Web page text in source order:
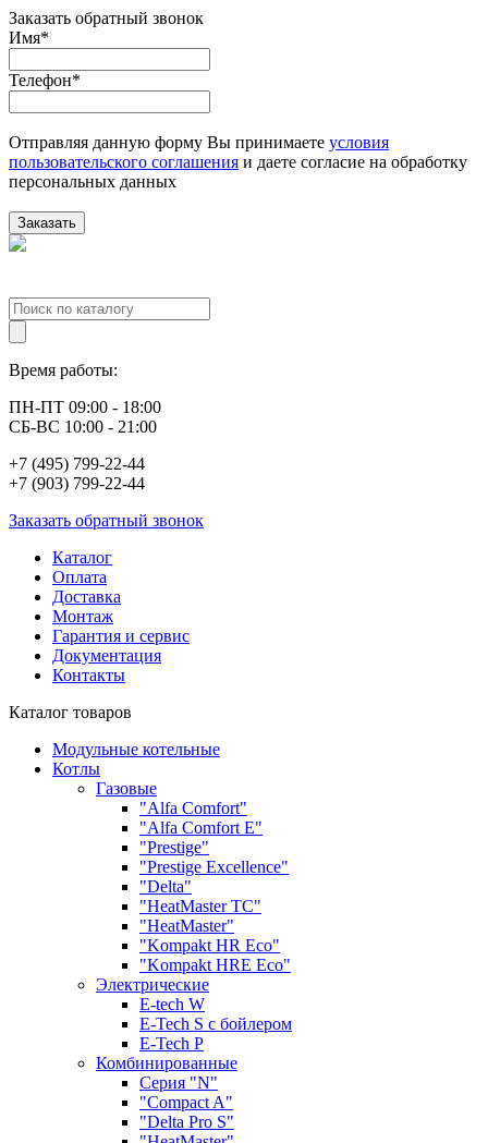
Заказать обратный звонок
Имя*
Телефон*
Отправляя данную форму Вы принимаете условия
пользовательского соглашения и даете согласие на обработку
персональных данных
Заказать
Время работы:
ПН-ПТ 09:00 - 18:00
СБ-ВС 10:00 - 21:00
+7 (495) 799-22-44
+7 (903) 799-22-44
Заказать обратный звонок
Каталог
Оплата
Доставка
Монтаж
Гарантия и сервис
Документация
Контакты
Каталог товаров
Модульные котельные
Котлы
Газовые
"Alfa Comfort"
"Alfa Comfort E"
"Prestige"
"Prestige Exсellence"
"Delta"
"HeatMaster TC"
"HeatMaster"
"Kompakt HR Eco"
"Kompakt HRE Eco"
Электрические
E-tech W
E-Tech S с бойлером
E-Tech P
Комбинированные
Серия "N"
"Compact A"
"Delta Pro S"